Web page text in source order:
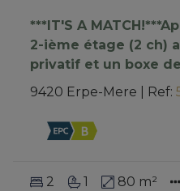
***IT'S A
2-ième étage (2 ch)
privatif et un boxe
9420 Erpe-Mere
Ref:
2 1 80 m²